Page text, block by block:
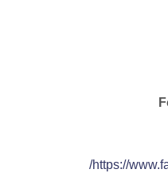
https://